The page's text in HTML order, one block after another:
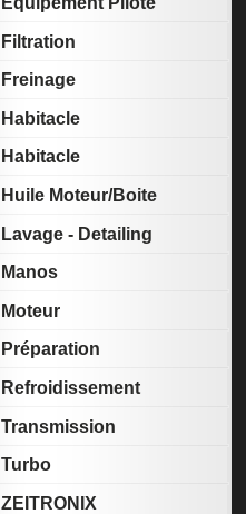
Filtration
Freinage
Habitacle
Habitacle
Huile Moteur/Boite
Lavage - Detailing
Manos
Moteur
Préparation
Refroidissement
Transmission
Turbo
ZEITRONIX